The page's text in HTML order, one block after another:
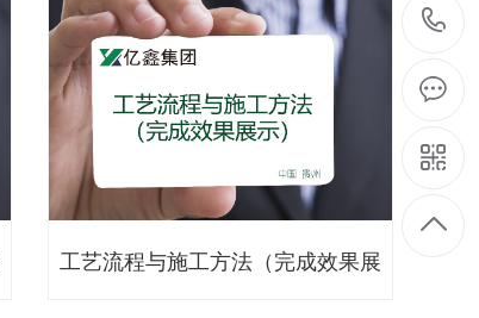
工艺流程与施工方法（完成效果展